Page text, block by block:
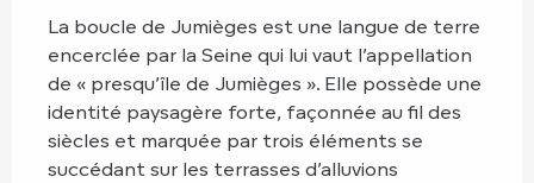
La boucle de Jumièges est une langue de terre
encerclée par la Seine qui lui vaut l’appellation
de « presqu’île de Jumièges ». Elle possède une
identité paysagère forte, façonnée au fil des
siècles et marquée par trois éléments se
succédant sur les terrasses d’alluvions